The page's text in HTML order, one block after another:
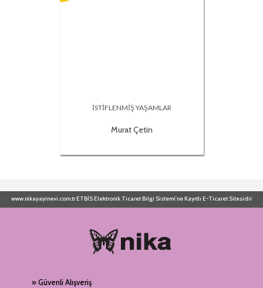
İSTİFLENMİŞ YAŞAMLAR
Murat Çetin
www.nikayayinevi.com.tr ETBİS Elektronik Ticaret Bilgi Sistemi'ne Kayıtlı E-Ticaret Sitesidir
» Güvenli Alışveriş